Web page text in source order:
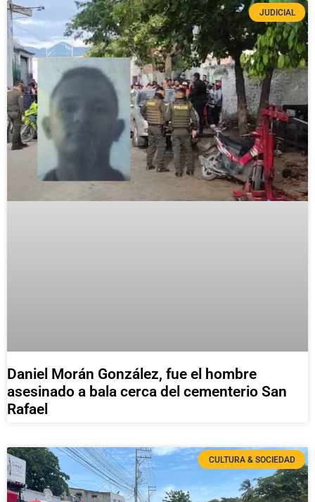
JUDICIAL
Daniel Morán González, fue el hombre
asesinado a bala cerca del cementerio San
Rafael
CULTURA & SOCIEDAD